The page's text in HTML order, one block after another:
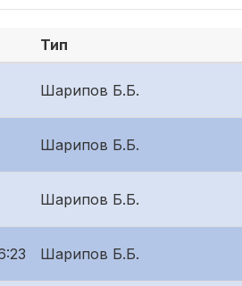
Тип
Шарипов Б.Б.
Шарипов Б.Б.
Шарипов Б.Б.
Шарипов Б.Б.